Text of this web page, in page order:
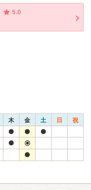
5.0
木 金 土 日 祝